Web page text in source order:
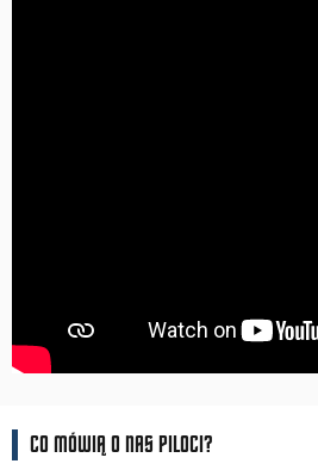
CO MÓWIĄ O NAS PILOCI?